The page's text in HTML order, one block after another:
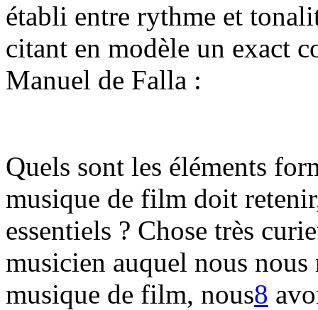
établi entre rythme et
citant en modèle un exact
Manuel de Falla :
Quels sont les éléments
musique de film doit
essentiels ? Chose très
musicien auquel nous
musique de film, nous8